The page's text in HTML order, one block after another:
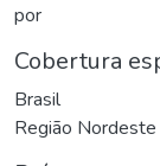
por
Cobertura
Brasil
Região Nordeste